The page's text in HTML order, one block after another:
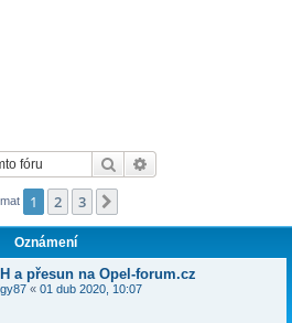
Hledat
1 2 3
Oznámení
a přesun na Opel-forum.cz
« 01 dub 2020, 10:07